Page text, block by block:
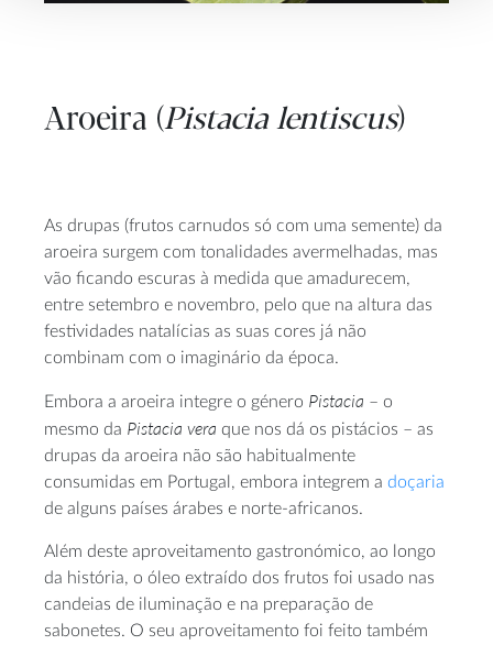
Aroeira (Pistacia lentiscus)
As drupas (frutos carnudos só com uma semente) da
aroeira surgem com tonalidades avermelhadas, mas
vão ficando escuras à medida que amadurecem,
entre setembro e novembro, pelo que na altura das
festividades natalícias as suas cores já não
combinam com o imaginário da época.
Embora a aroeira integre o género Pistacia – o
mesmo da Pistacia vera que nos dá os pistácios – as
drupas da aroeira não são habitualmente
consumidas em Portugal, embora integrem a doçaria
de alguns países árabes e norte-africanos.
Além deste aproveitamento gastronómico, ao longo
da história, o óleo extraído dos frutos foi usado nas
candeias de iluminação e na preparação de
sabonetes. O seu aproveitamento foi feito também